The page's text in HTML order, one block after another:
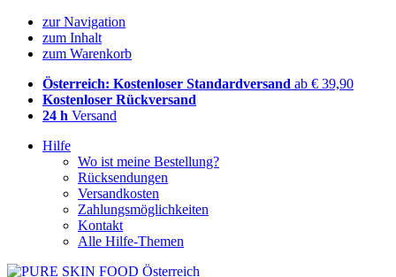
zur Navigation
zum Inhalt
zum Warenkorb
Österreich: Kostenloser Standardversand ab € 39,90
Kostenloser Rückversand
24 h Versand
Hilfe
Wo ist meine Bestellung?
Rücksendungen
Versandkosten
Zahlungsmöglichkeiten
Kontakt
Alle Hilfe-Themen